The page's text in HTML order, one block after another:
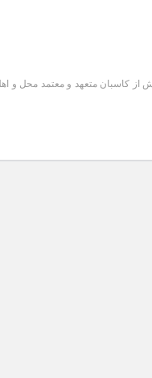
مراسم
مگاموتور در بزرگترین
متولدشد، پدرش از کاسبان متعهد و معتمد